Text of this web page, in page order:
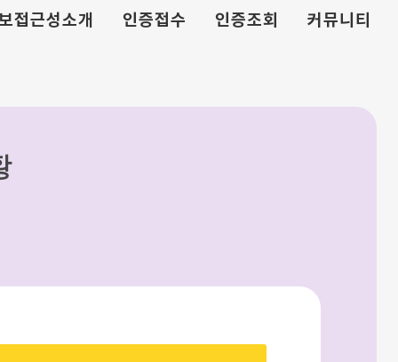
접근성소개 인증접수 인증조회 커뮤니티